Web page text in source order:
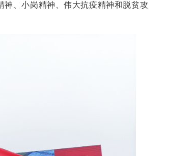
神、小岗精神、伟大抗疫精神和脱贫攻